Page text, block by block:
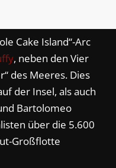
Cake Island“-Arc
, neben den Vier
des Meeres. Dies
der Insel, als auch
Bartolomeo
über die 5.600
Großflotte